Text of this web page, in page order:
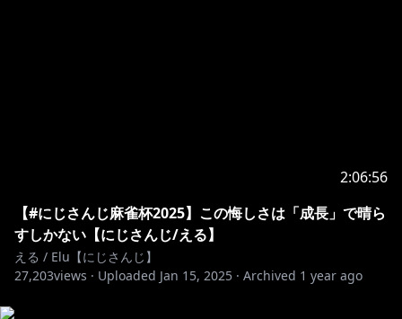
2:06:56
【#にじさんじ麻雀杯2025】この悔しさは「成長」で晴ら
すしかない【にじさんじ/える】
える / Elu【にじさんじ】
27,203views · Uploaded Jan 15, 2025 · Archived 1 year ago